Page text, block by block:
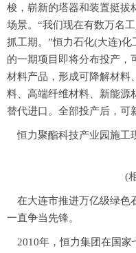
梭，崭新的塔器和装置挺拔
场景。“我们现在有数万名
抓工期。”恒力石化(大连)
的一期项目即将分布投产，
材料产品，形成可降解材料
料、高端纤维材料、新能源
替代进口。全部投产后，可
恒力聚酯科技产业园施工
(
在大连市推进万亿级绿色
一直争当先锋。
2010年，恒力集团在国